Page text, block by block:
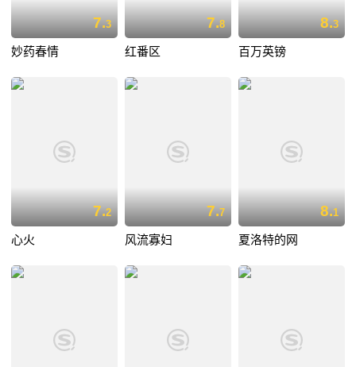
7.3
妙药春情
7.8
红番区
8.3
百万英镑
7.2
心火
7.7
风流寡妇
8.1
夏洛特的网